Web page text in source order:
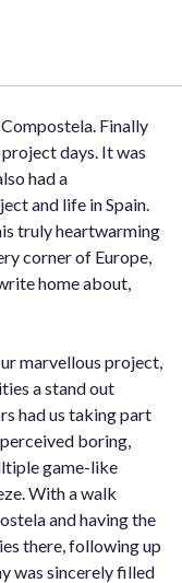
Finally
days. It was
had a
and life in Spain.
truly heartwarming
corner of Europe,
home about,
marvellous project,
a stand out
had us taking part
boring,
game-like
With a walk
and having the
there, following up
was sincerely filled